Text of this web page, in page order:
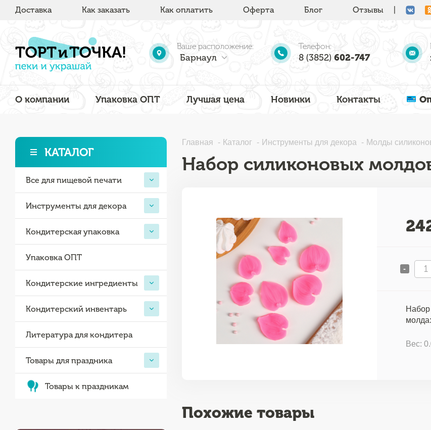
Доставка Как заказать Как оплатить Оферта Блог Отзывы
Ваше расположение:
Барнаул
Телефон:
8 (3852) 602-747
О компании Упаковка ОПТ Лучшая цена Новинки Контакты
КАТАЛОГ
Все для пищевой печати
Инструменты для декора
Кондитерская упаковка
Упаковка ОПТ
Кондитерские ингредиенты
Кондитерский инвентарь
Литература для кондитера
Товары для праздника
Товары к праздникам
Главная Каталог Инструменты для декора Молды
Набор силиконовых
-
Вес:
Похожие товары